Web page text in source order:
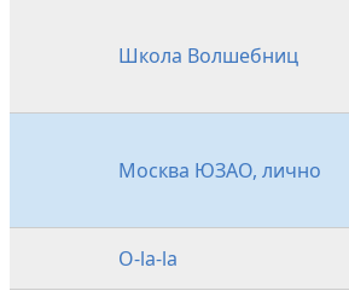
Школа Волшебниц
Москва ЮЗАО, лично
O-la-la